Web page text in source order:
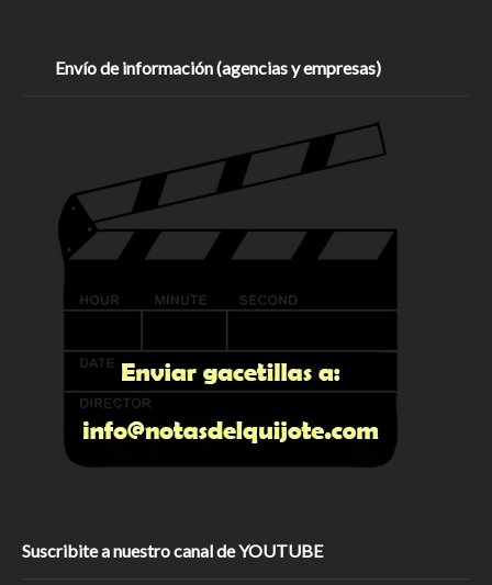
Envío de información (agencias y empresas)
Suscribite a nuestro canal de YOUTUBE